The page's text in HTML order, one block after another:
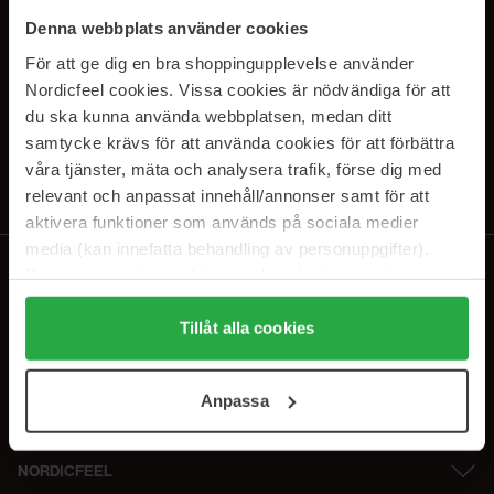
Denna webbplats använder cookies
För att ge dig en bra shoppingupplevelse använder
Nordicfeel cookies. Vissa cookies är nödvändiga för att
du ska kunna använda webbplatsen, medan ditt
samtycke krävs för att använda cookies för att förbättra
våra tjänster, mäta och analysera trafik, förse dig med
relevant och anpassat innehåll/annonser samt för att
aktivera funktioner som används på sociala medier
media (kan innefatta behandling av personuppgifter).
Genom att trycka på "Tillåt alla cookies" accepterar du
alla cookies, medan du under "Detaljer" kan anpassa
användningen av cookies. Du kan när som helst återkalla
samt vår Integritetspolicy.
Tillåt alla cookies
Anpassa
SUBSCRIBE TO OUR
NEWSLETTER
Sähköposti
Tilaamalla hyväksyttietosuojakäytäntömme. Peruuta tilaus milloin
NORDICFEEL